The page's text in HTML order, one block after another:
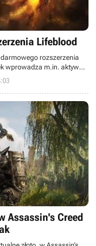
Lifeblood
rozszerzenia
wprowadza m.in. aktywne
Upwell, kooperacyjny tryb
Twórcy popracowali
Agencji.
Assassin's Creed